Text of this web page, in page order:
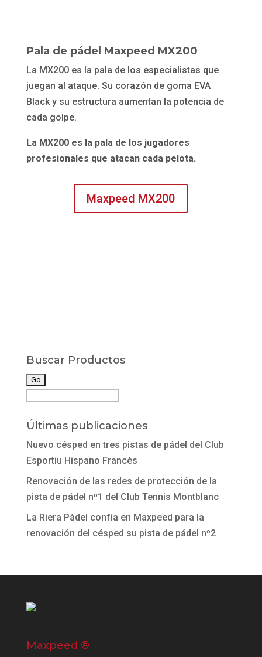
Pala de pádel Maxpeed MX200
La MX200 es la pala de los especialistas que
juegan al ataque. Su corazón de goma EVA
Black y su estructura aumentan la potencia de
cada golpe.
La MX200 es la pala de los jugadores
profesionales que atacan cada pelota.
Maxpeed MX200
Buscar Productos
Últimas publicaciones
Nuevo césped en tres pistas de pádel del Club
Esportiu Hispano Francès
Renovación de las redes de protección de la
pista de pádel nº1 del Club Tennis Montblanc
La Riera Pàdel confía en Maxpeed para la
renovación del césped su pista de pádel nº2
Maxpeed ®